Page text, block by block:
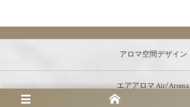
アロマ空間デザイン
エアアロマ Air/Aroma